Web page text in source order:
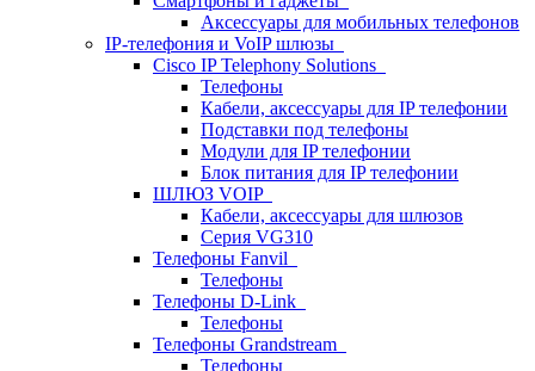
Аксессуары для мобильных телефонов
IP-телефония и VoIP шлюзы
Cisco IP Telephony Solutions
Телефоны
Кабели, аксессуары для IP телефонии
Подставки под телефоны
Модули для IP телефонии
Блок питания для IP телефонии
ШЛЮЗ VOIP
Кабели, аксессуары для шлюзов
Серия VG310
Телефоны Fanvil
Телефоны
Телефоны D-Link
Телефоны
Телефоны Grandstream
Телефоны